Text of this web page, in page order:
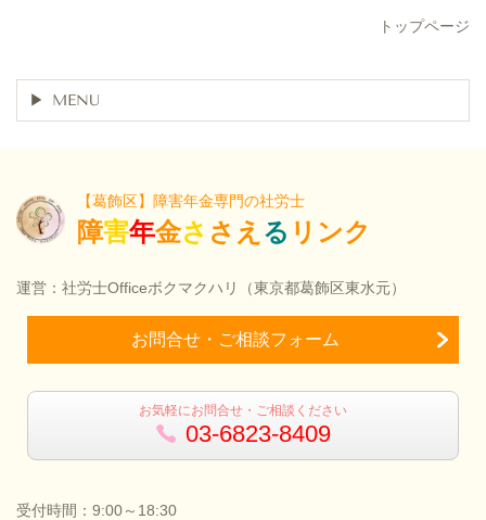
トップページ
MENU
【葛飾区】障害年金専門の社労士
障害年金さ さえ る リンク
運営：社労士Officeボクマクハリ（東京都葛飾区東水元）
お問合せ・ご相談フォーム
お気軽にお問合せ・ご相談ください
03-6823-8409
受付時間：9:00～18:30